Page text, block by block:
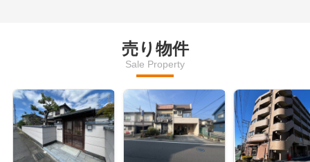
売り物件
Sale Property